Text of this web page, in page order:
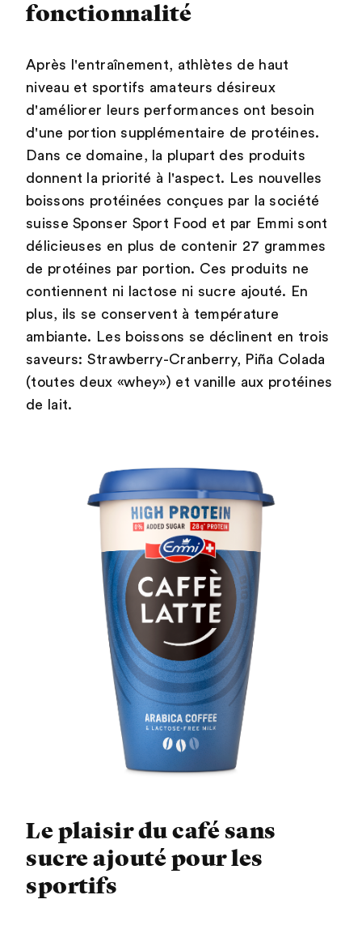
fonctionnalité
Après l'entraînement, athlètes de haut
niveau et sportifs amateurs désireux
d'améliorer leurs performances ont besoin
d'une portion supplémentaire de protéines.
Dans ce domaine, la plupart des produits
donnent la priorité à l'aspect. Les nouvelles
boissons protéinées conçues par la société
suisse Sponser Sport Food et par Emmi sont
délicieuses en plus de contenir 27 grammes
de protéines par portion. Ces produits ne
contiennent ni lactose ni sucre ajouté. En
plus, ils se conservent à température
ambiante. Les boissons se déclinent en trois
saveurs: Strawberry-Cranberry, Piña Colada
(toutes deux «whey») et vanille aux protéines
de lait.
Le plaisir du café sans
sucre ajouté pour les
sportifs